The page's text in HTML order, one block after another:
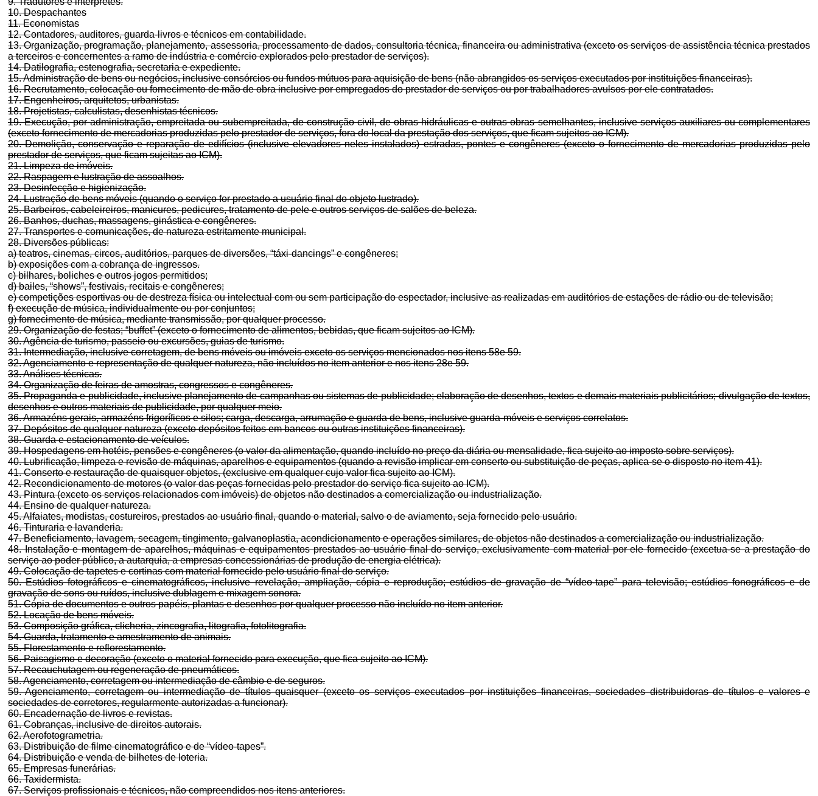
10. Despachantes
11. Economistas
12. Contadores, auditores, guarda-livros e técnicos em contabilidade.
13. Organização, programação, planejamento, assessoria, processamento de dados, consultoria técnica, financeira ou administrativa (exceto os serviços de assistência técnica prestados
a terceiros e concernentes a ramo de indústria e comércio explorados pelo prestador de serviços).
14. Datilografia, estenografia, secretaria e expediente.
15. Administração de bens ou negócios, inclusive consórcios ou fundos mútuos para aquisição de bens (não abrangidos os serviços executados por instituições financeiras).
16. Recrutamento, colocação ou fornecimento de mão de obra inclusive por empregados do prestador de serviços ou por trabalhadores avulsos por ele contratados.
17. Engenheiros, arquitetos, urbanistas.
18. Projetistas, calculistas, desenhistas técnicos.
19. Execução, por administração, empreitada ou subempreitada, de construção civil, de obras hidráulicas e outras obras semelhantes, inclusive serviços auxiliares ou complementares
(exceto fornecimento de mercadorias produzidas pelo prestador de serviços, fora do local da prestação dos serviços, que ficam sujeitos ao ICM).
20. Demolição, conservação e reparação de edifícios (inclusive elevadores neles instalados) estradas, pontes e congêneres (exceto o fornecimento de mercadorias produzidas pelo
prestador de serviços, que ficam sujeitas ao ICM).
21. Limpeza de imóveis.
22. Raspagem e lustração de assoalhos.
23. Desinfecção e higienização.
24. Lustração de bens móveis (quando o serviço for prestado a usuário final do objeto lustrado).
25. Barbeiros, cabeleireiros, manicures, pedicures, tratamento de pele e outros serviços de salões de beleza.
26. Banhos, duchas, massagens, ginástica e congêneres.
27. Transportes e comunicações, de natureza estritamente municipal.
28. Diversões públicas:
a) teatros, cinemas, circos, auditórios, parques de diversões, “táxi-dancings” e congêneres;
b) exposições com a cobrança de ingressos.
c) bilhares, boliches e outros jogos permitidos;
d) bailes, “shows”, festivais, recitais e congêneres;
e) competições esportivas ou de destreza física ou intelectual com ou sem participação do espectador, inclusive as realizadas em auditórios de estações de rádio ou de televisão;
f) execução de música, individualmente ou por conjuntos;
g) fornecimento de música, mediante transmissão, por qualquer processo.
29. Organização de festas; “buffet” (exceto o fornecimento de alimentos, bebidas, que ficam sujeitos ao ICM).
30. Agência de turismo, passeio ou excursões, guias de turismo.
31. Intermediação, inclusive corretagem, de bens móveis ou imóveis exceto os serviços mencionados nos itens 58e 59.
32. Agenciamento e representação de qualquer natureza, não incluídos no item anterior e nos itens 28e 59.
33. Análises técnicas.
34. Organização de feiras de amostras, congressos e congêneres.
35. Propaganda e publicidade, inclusive planejamento de campanhas ou sistemas de publicidade; elaboração de desenhos, textos e demais materiais publicitários; divulgação de textos,
desenhos e outros materiais de publicidade, por qualquer meio.
36. Armazéns gerais, armazéns frigoríficos e silos; carga, descarga, arrumação e guarda de bens, inclusive guarda-móveis e serviços correlatos.
37. Depósitos de qualquer natureza (exceto depósitos feitos em bancos ou outras instituições financeiras).
38. Guarda e estacionamento de veículos.
39. Hospedagens em hotéis, pensões e congêneres (o valor da alimentação, quando incluído no preço da diária ou mensalidade, fica sujeito ao imposto sobre serviços).
40. Lubrificação, limpeza e revisão de máquinas, aparelhos e equipamentos (quando a revisão implicar em conserto ou substituição de peças, aplica-se o disposto no item 41).
41. Conserto e restauração de quaisquer objetos, (exclusive em qualquer cujo valor fica sujeito ao ICM).
42. Recondicionamento de motores (o valor das peças fornecidas pelo prestador do serviço fica sujeito ao ICM).
43. Pintura (exceto os serviços relacionados com imóveis) de objetos não destinados a comercialização ou industrialização.
44. Ensino de qualquer natureza.
45. Alfaiates, modistas, costureiros, prestados ao usuário final, quando o material, salvo o de aviamento, seja fornecido pelo usuário.
46. Tinturaria e lavanderia.
47. Beneficiamento, lavagem, secagem, tingimento, galvanoplastia, acondicionamento e operações similares, de objetos não destinados a comercialização ou industrialização.
48. Instalação e montagem de aparelhos, máquinas e equipamentos prestados ao usuário final do serviço, exclusivamente com material por ele fornecido (excetua-se a prestação do
serviço ao poder público, a autarquia, a empresas concessionárias de produção de energia elétrica).
49. Colocação de tapetes e cortinas com material fornecido pelo usuário final do serviço.
50. Estúdios fotográficos e cinematográficos, inclusive revelação, ampliação, cópia e reprodução; estúdios de gravação de “vídeo-tape” para televisão; estúdios fonográficos e de
gravação de sons ou ruídos, inclusive dublagem e mixagem sonora.
51. Cópia de documentos e outros papéis, plantas e desenhos por qualquer processo não incluído no item anterior.
52. Locação de bens móveis.
53. Composição gráfica, clicheria, zincografia, litografia, fotolitografia.
54. Guarda, tratamento e amestramento de animais.
55. Florestamento e reflorestamento.
56. Paisagismo e decoração (exceto o material fornecido para execução, que fica sujeito ao ICM).
57. Recauchutagem ou regeneração de pneumáticos.
58. Agenciamento, corretagem ou intermediação de câmbio e de seguros.
59. Agenciamento, corretagem ou intermediação de títulos quaisquer (exceto os serviços executados por instituições financeiras, sociedades distribuidoras de títulos e valores e
sociedades de corretores, regularmente autorizadas a funcionar).
60. Encadernação de livros e revistas.
61. Cobranças, inclusive de direitos autorais.
62. Aerofotogrametria.
63. Distribuição de filme cinematográfico e de “vídeo-tapes”.
64. Distribuição e venda de bilhetes de loteria.
65. Empresas funerárias.
66. Taxidermista.
67. Serviços profissionais e técnicos, não compreendidos nos itens anteriores.